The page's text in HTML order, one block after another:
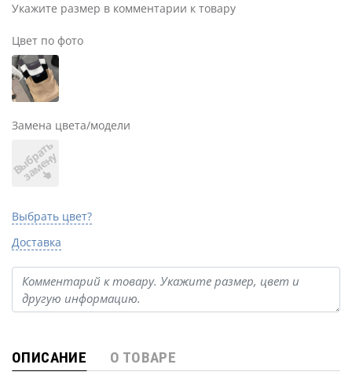
Укажите размер в комментарии к товару
Цвет по фото
Замена цвета/модели
В
ы
б
р
а
т
ь
з
а
м
е
н
у
Выбрать цвет?
Доставка
ОПИСАНИЕ О ТОВАРЕ